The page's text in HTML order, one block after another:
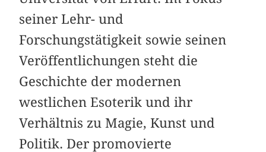
seiner Lehr- und
Forschungstätigkeit sowie seinen
Veröffentlichungen steht die
Geschichte der modernen
westlichen Esoterik und ihr
Verhältnis zu Magie, Kunst und
Politik. Der promovierte